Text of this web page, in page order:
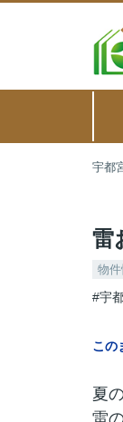
宇都
雷
物
#宇
この
夏
雷